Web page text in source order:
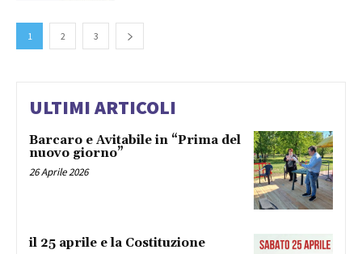
1 2 3
ULTIMI ARTICOLI
Barcaro e Avitabile in “Prima del
nuovo giorno”
26 Aprile 2026
il 25 aprile e la Costituzione